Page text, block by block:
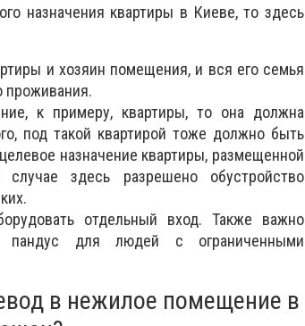
назначения квартиры в Киеве, то здесь
и хозяин помещения, и вся его семья
проживания.
к примеру, квартиры, то она должна
под такой квартирой тоже должно быть
назначение квартиры, размещенной
здесь разрешено обустройство
отдельный вход. Также важно
пандус для людей с ограниченными
в нежилое помещение в